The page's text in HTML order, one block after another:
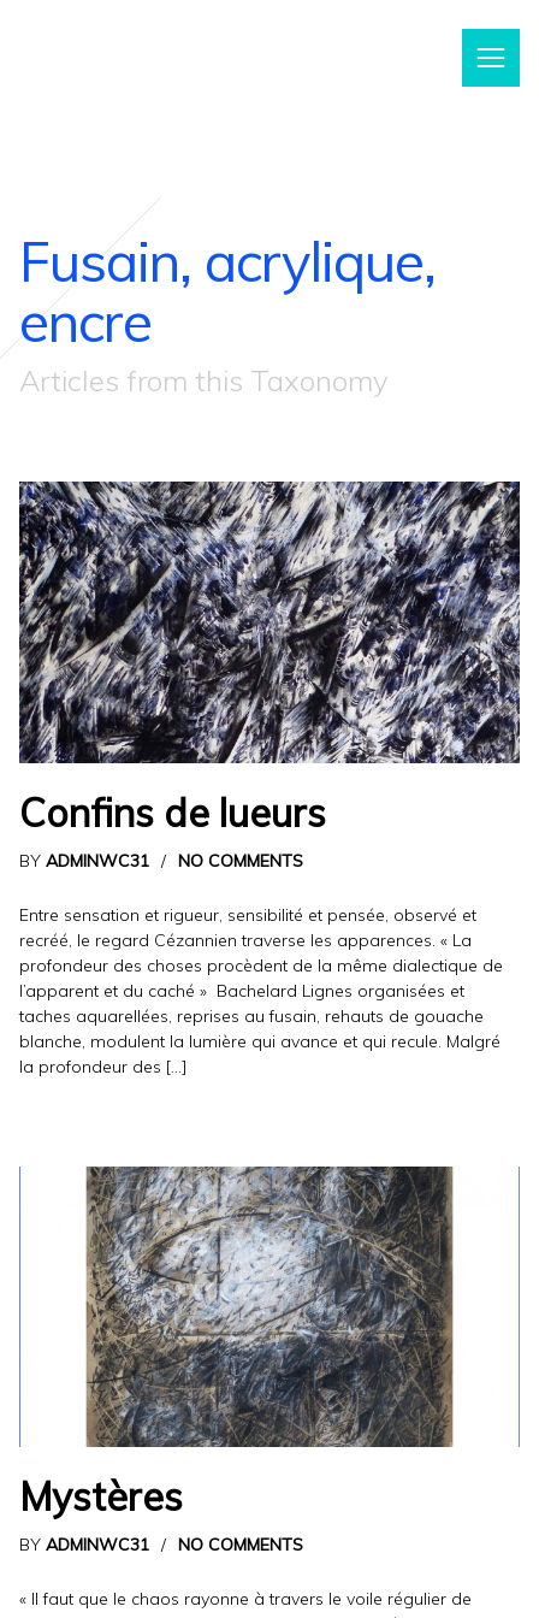
Fusain, acrylique,
encre
Articles from this Taxonomy
Confins de lueurs
BYADMINWC31 NO COMMENTS
Entre sensation et rigueur, sensibilité et pensée, observé et
recréé, le regard Cézannien traverse les apparences. « La
profondeur des choses procèdent de la même dialectique de
l’apparent et du caché » Bachelard Lignes organisées et
taches aquarellées, reprises au fusain, rehauts de gouache
blanche, modulent la lumière qui avance et qui recule. Malgré
la profondeur des […]
Mystères
BYADMINWC31 NO COMMENTS
« Il faut que le chaos rayonne à travers le voile régulier de